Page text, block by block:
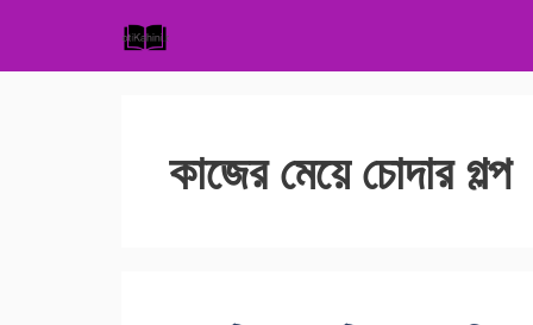
content
কাজের মেয়ে চোদার গল্প